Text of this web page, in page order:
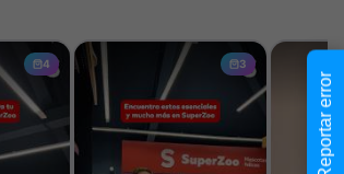
Reportar error